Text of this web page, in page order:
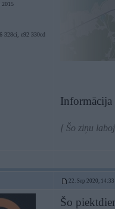
2015
328ci, e92 330cd
Informācija
[ Šo ziņu
22. Sep 2020, 14:33
Šo